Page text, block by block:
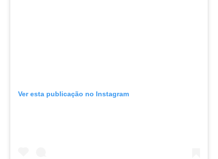
Ver esta publicação no Instagram